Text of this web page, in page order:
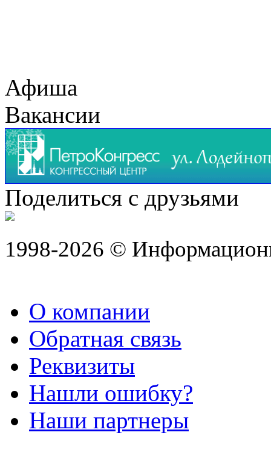
Афиша
Вакансии
Поделиться с друзьями
1998-2026 ©
О компании
Обратная связь
Реквизиты
Нашли ошибку?
Наши партнеры